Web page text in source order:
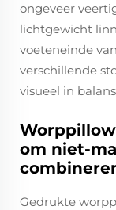
ongeveer
lichtgewicht
voeteneinde
verschillende
visueel in
om niet-
Gedrukte